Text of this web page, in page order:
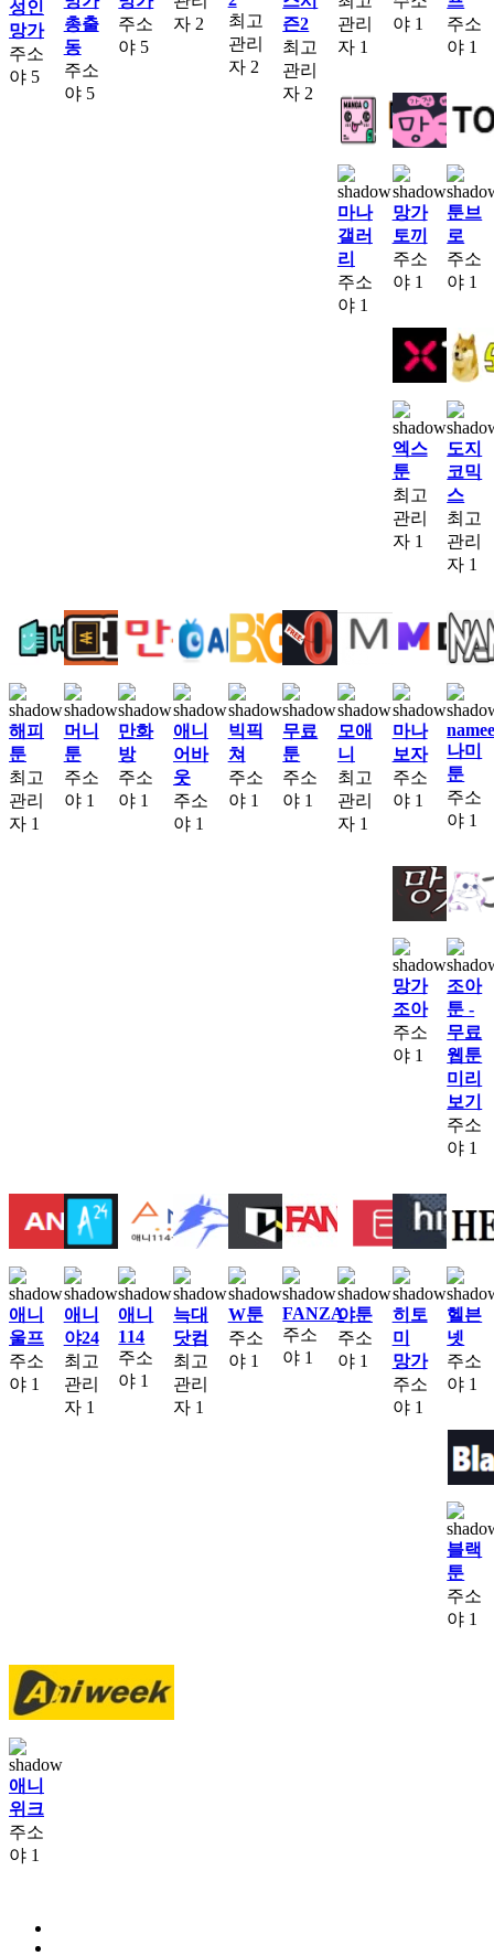
성인
망가
주소
야 5
총출
동
주소
야 5
주소
야 5
자 2
최고
관리
자 2
즌2
최고
관리
자 2
관리
자 1
야 1
주소
야 1
마나
갤러
리
주소
야 1
망가
토끼
주소
야 1
툰브
로
주소
야 1
엑스
툰
최고
관리
자 1
도지
코믹
스
최고
관리
자 1
해피
툰
최고
관리
자 1
머니
툰
주소
야 1
만화
방
주소
야 1
애니
어바
웃
주소
야 1
빅픽
쳐
주소
야 1
무료
툰
주소
야 1
모애
니
최고
관리
자 1
마나
보자
주소
야 1
나미
툰
주소
야 1
망가
조아
주소
야 1
조아
툰 -
무료
웹툰
미리
보기
주소
야 1
애니
울프
주소
야 1
애니
야24
최고
관리
자 1
애니
114
주소
야 1
늑대
닷컴
최고
관리
자 1
W툰
주소
야 1
FANZA
주소
야 1
야툰
주소
야 1
히토
미
망가
주소
야 1
헬븐
넷
주소
야 1
블랙
툰
주소
야 1
애니
위크
주소
야 1